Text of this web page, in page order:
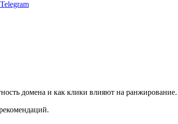
домена и как клики влияют на